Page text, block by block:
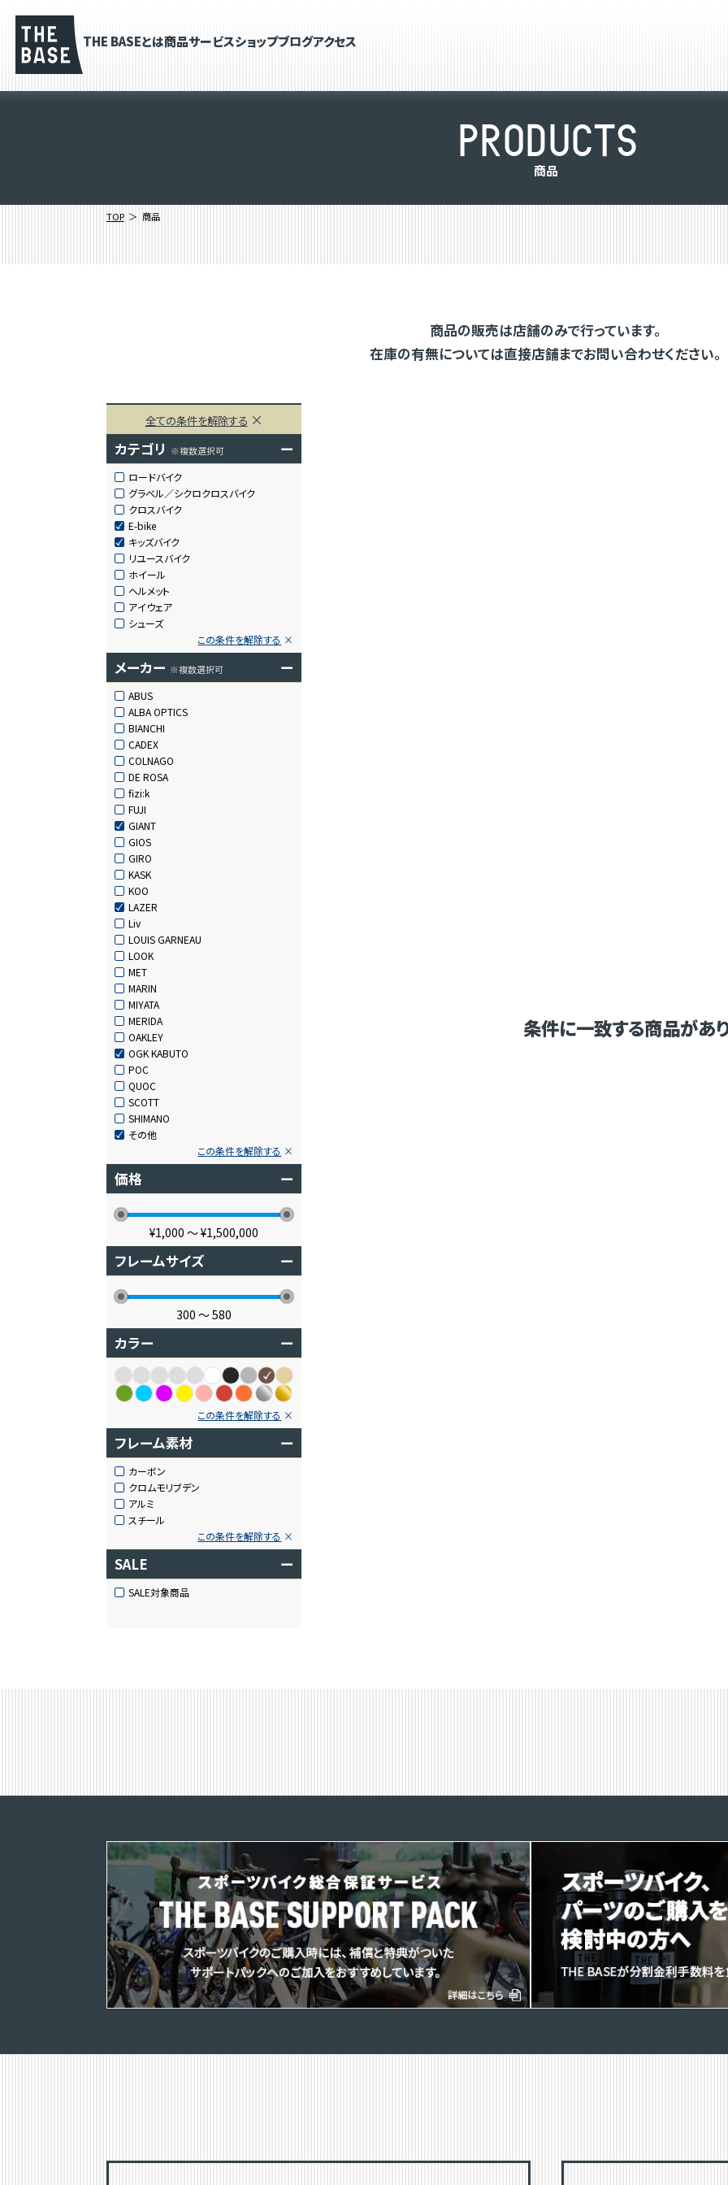
THE BASEとは商品サービスショップブログアクセス
PRODUCTS
商品
TOP 商品
商品の販売は店舗のみで行っています。
在庫の有無については直接店舗までお問い合わせください。
全ての条件を解除する
カテゴリ ※複数選択可 ー
ロードバイク
グラベル／シクロクロスバイク
クロスバイク
E-bike
キッズバイク
リユースバイク
ホイール
ヘルメット
アイウェア
シューズ
この条件を解除する
メーカー ※複数選択可 ー
ABUS
ALBA OPTICS
BIANCHI
CADEX
COLNAGO
DE ROSA
fizi:k
FUJI
GIANT
GIOS
GIRO
KASK
KOO
LAZER
Liv
LOUIS GARNEAU
LOOK
MET
MARIN
MIYATA
MERIDA
OAKLEY
OGK KABUTO
POC
QUOC
SCOTT
SHIMANO
その他
この条件を解除する
価格 ー
¥1,000 〜¥1,500,000
フレームサイズ ー
300 〜580
カラー ー
この条件を解除する
フレーム素材 ー
カーボン
クロムモリブデン
アルミ
スチール
この条件を解除する
SALE ー
SALE対象商品
条件に一致する商品があ